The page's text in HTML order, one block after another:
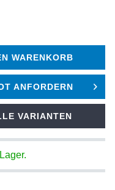
WARENKORB
ANFORDERN
VARIANTEN